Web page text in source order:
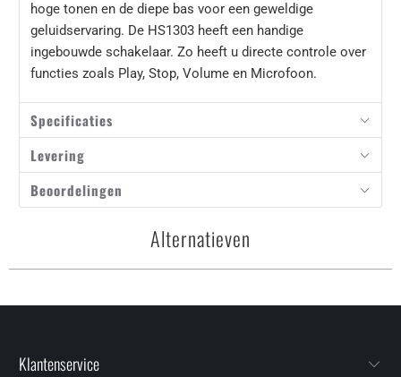
hoge tonen en de diepe bas voor een geweldige
geluidservaring. De HS1303 heeft een handige
ingebouwde schakelaar. Zo heeft u directe controle over
functies zoals Play, Stop, Volume en Microfoon.
Specificaties
Levering
Beoordelingen
Alternatieven
Klantenservice